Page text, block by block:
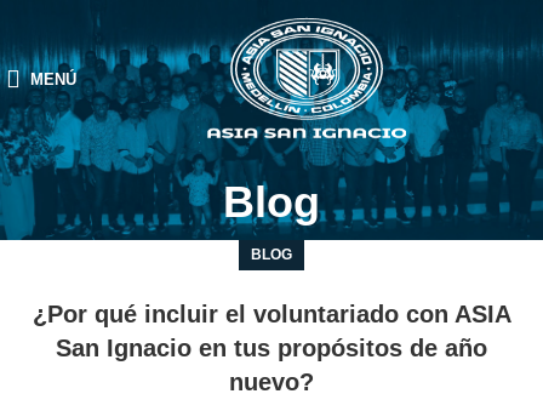
MENÚ
Blog
BLOG
¿Por qué incluir el voluntariado con ASIA
San Ignacio en tus propósitos de año
nuevo?